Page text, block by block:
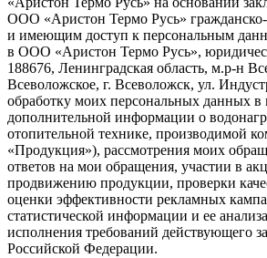
ООО «Аристон Термо Русь» гражданско-
и имеющим доступ к персональным
в ООО «Аристон Термо Русь»,
188676, Ленинградская область, м.р-н
Всеволожское, г. Всеволожск, ул.
обработку моих персональных данных в
дополнительной информации о
отопительной технике, производимой
«Продукция»), рассмотрения моих
ответов на мои обращения, участии в
продвижению продукции, проверки
оценки эффективности рекламных
статистической информации и ее
исполнения требований действующего
Российской Федерации.